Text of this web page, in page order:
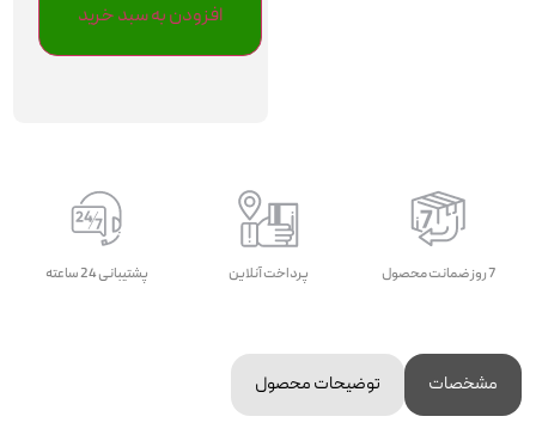
افزودن به سبد خرید
7 روز ضمانت محصول پرداخت آنلاین پشتیبانی 24 ساعته
مشخصات توضیحات محصول